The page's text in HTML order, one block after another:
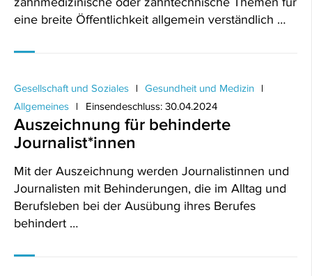
eine breite Öffentlichkeit allgemein verständlich …
Gesellschaft und Soziales
Gesundheit und Medizin
Allgemeines
Einsendeschluss: 30.04.2024
Auszeichnung für behinderte
Journalist*innen
Mit der Auszeichnung werden Journalistinnen und
Journalisten mit Behinderungen, die im Alltag und
Berufsleben bei der Ausübung ihres Berufes
behindert …